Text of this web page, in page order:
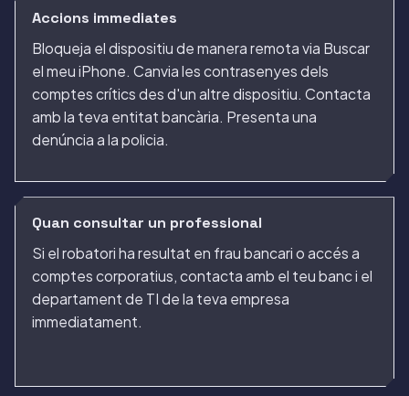
Accions immediates
Bloqueja el dispositiu de manera remota via Buscar
el meu iPhone. Canvia les contrasenyes dels
comptes crítics des d'un altre dispositiu. Contacta
amb la teva entitat bancària. Presenta una
denúncia a la policia.
Quan consultar un professional
Si el robatori ha resultat en frau bancari o accés a
comptes corporatius, contacta amb el teu banc i el
departament de TI de la teva empresa
immediatament.